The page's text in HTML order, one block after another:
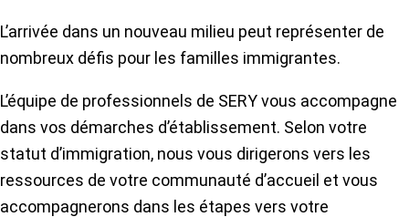
L’arrivée dans un nouveau milieu peut représenter de
nombreux défis pour les familles immigrantes.
L’équipe de professionnels de SERY vous accompagne
dans vos démarches d’établissement. Selon votre
statut d’immigration, nous vous dirigerons vers les
ressources de votre communauté d’accueil et vous
accompagnerons dans les étapes vers votre